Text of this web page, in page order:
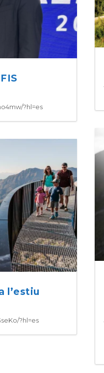
?hl=es
l’estiu
?hl=es